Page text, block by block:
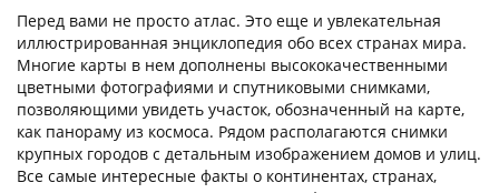
Перед вами не просто атлас. Это еще и увлекательная
иллюстрированная энциклопедия обо всех странах мира.
Многие карты в нем дополнены высококачественными
цветными фотографиями и спутниковыми снимками,
позволяющими увидеть участок, обозначенный на карте,
как панораму из космоса. Рядом располагаются снимки
крупных городов с детальным изображением домов и улиц.
Все самые интересные факты о континентах, странах,